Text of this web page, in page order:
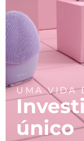
UMA VIDA
único